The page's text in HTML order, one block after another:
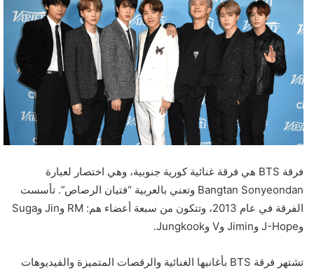
فرقة BTS هي فرقة غنائية كورية جنوبية، وهي اختصار لعبارة
Bangtan Sonyeondan وتعني بالعربية “فتيان الرصاص”. تأسست
الفرقة في عام 2013، وتتكون من سبعة أعضاء هم: RM وJin وSuga
وJ-Hope وJimin وV وJungkook.
تشتهر فرقة BTS بأغانيها الغنائية والرقصات المتميزة والفيديوهات